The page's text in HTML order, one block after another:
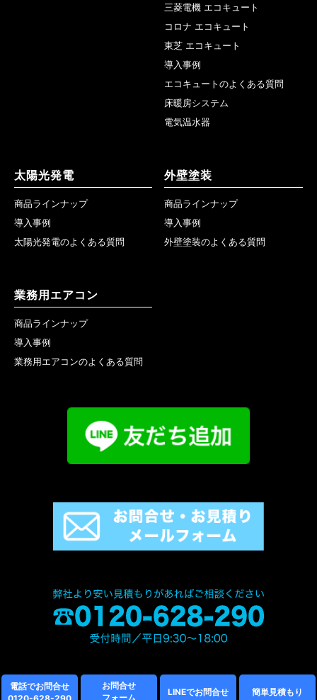
三菱電機 エコキュート
コロナ エコキュート
東芝 エコキュート
導入事例
エコキュートのよくある質問
床暖房システム
電気温水器
太陽光発電
商品ラインナップ
導入事例
太陽光発電のよくある質問
外壁塗装
商品ラインナップ
導入事例
外壁塗装のよくある質問
業務用エアコン
商品ラインナップ
導入事例
業務用エアコンのよくある質問
電話でお問合せ
お問合せ
フォーム
LINEでお問合せ 簡単見積もり